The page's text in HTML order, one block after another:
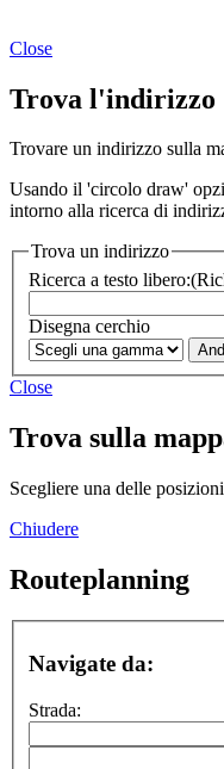
Close
Trova l'indirizzo
Trovare un indirizzo sulla
Usando il 'circolo draw'
intorno alla ricerca di
Trova un indirizzo
Ricerca a testo libero:
Disegna cerchio
Close
Trova sulla
Scegliere una delle
Chiudere
Routeplanning
Navigate da:
Strada: